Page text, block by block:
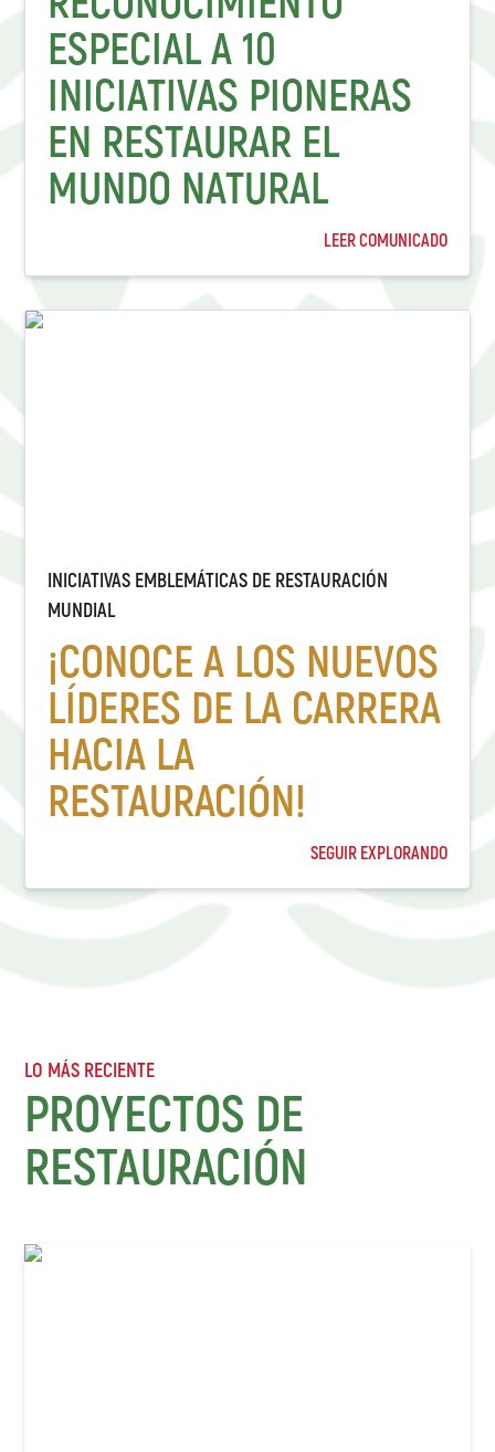
ESPECIAL A 10
INICIATIVAS PIONERAS
EN RESTAURAR EL
MUNDO NATURAL
LEER COMUNICADO
INICIATIVAS EMBLEMÁTICAS DE RESTAURACIÓN
MUNDIAL
¡CONOCE A LOS NUEVOS
LÍDERES DE LA CARRERA
HACIA LA
RESTAURACIÓN!
SEGUIR EXPLORANDO
LO MÁS RECIENTE
PROYECTOS DE
RESTAURACIÓN